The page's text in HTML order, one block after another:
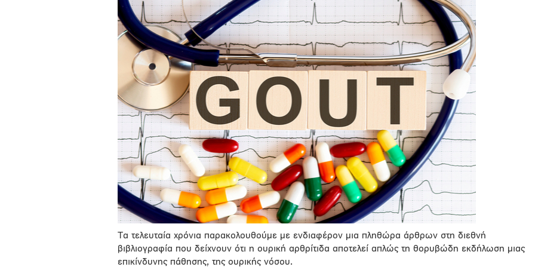
Τα τελευταία χρόνια παρακολουθούμε με ενδιαφέρον μια πληθώρα άρθρων στη διεθνή
βιβλιογραφία που δείχνουν ότι η ουρική αρθρίτιδα αποτελεί απλώς τη θορυβώδη εκδήλωση μιας
επικίνδυνης πάθησης, της ουρικής νόσου.